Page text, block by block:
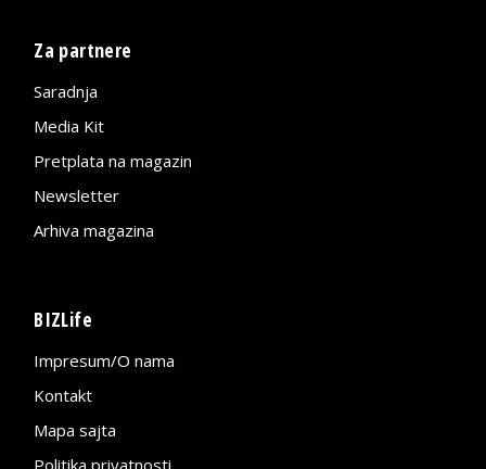
Za partnere
Saradnja
Media Kit
Pretplata na magazin
Newsletter
Arhiva magazina
BIZLife
Impresum/O nama
Kontakt
Mapa sajta
Politika privatnosti